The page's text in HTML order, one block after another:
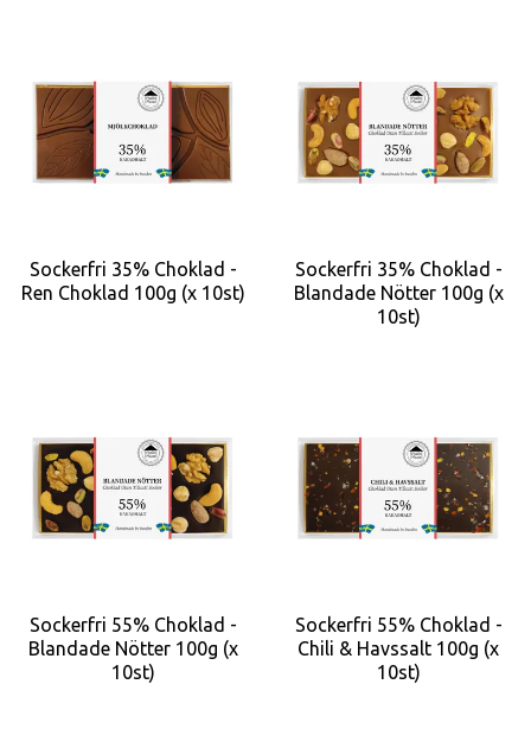
Sockerfri 35% Choklad -
Ren Choklad 100g (x 10st)
Sockerfri 35% Choklad -
Blandade Nötter 100g (x
10st)
Sockerfri 55% Choklad -
Blandade Nötter 100g (x
10st)
Sockerfri 55% Choklad -
Chili & Havssalt 100g (x
10st)